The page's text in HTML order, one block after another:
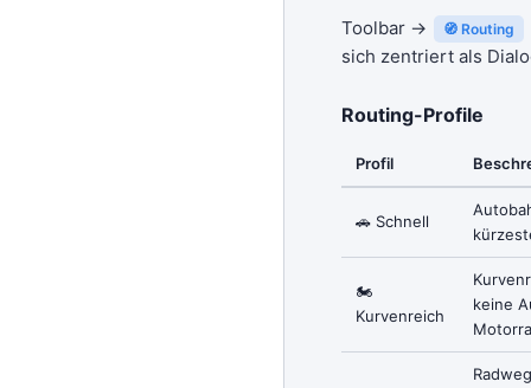
Toolbar → 🧭 Routing
sich zentriert als
Routing-Profile
Profil
🚗 Schnell
🏍
Kurvenreich
keine